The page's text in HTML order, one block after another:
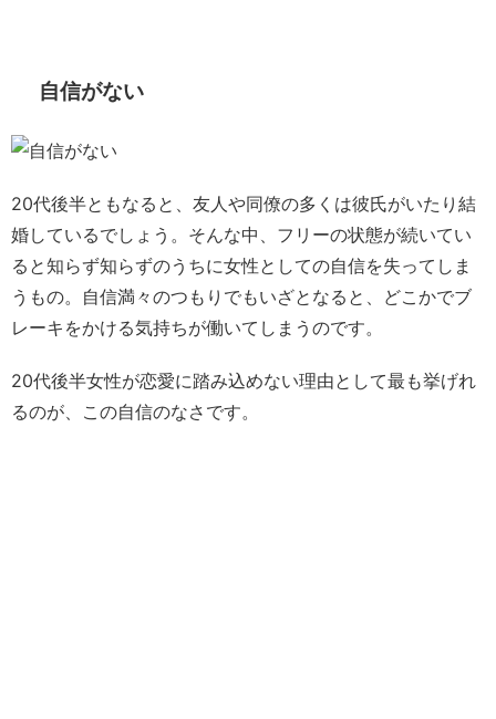
自信がない
20代後半ともなると、友人や同僚の多くは彼氏がいたり結
婚しているでしょう。そんな中、フリーの状態が続いてい
ると知らず知らずのうちに女性としての自信を失ってしま
うもの。自信満々のつもりでもいざとなると、どこかでブ
レーキをかける気持ちが働いてしまうのです。
20代後半女性が恋愛に踏み込めない理由として最も挙げれ
るのが、この自信のなさです。